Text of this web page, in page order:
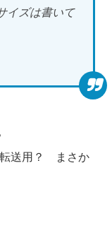
イズは書いて
転送用？ まさか